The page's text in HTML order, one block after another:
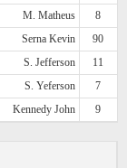
M. Matheus
8
Serna Kevin
90
S. Jefferson
11
S. Yeferson
7
Kennedy John 9